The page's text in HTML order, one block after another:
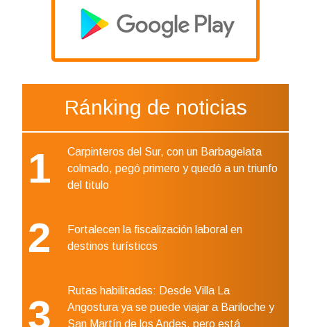
Ránking de noticias
1
Carpinteros del Sur, con un Barbagelata
colmado, pegó primero y quedó a un triunfo
del titulo
2
Fortalecen la fiscalización laboral en
destinos turísticos
3
Rutas habilitadas: Desde Villa La
Angostura ya se puede viajar a Bariloche y
San Martín de los Andes, pero está